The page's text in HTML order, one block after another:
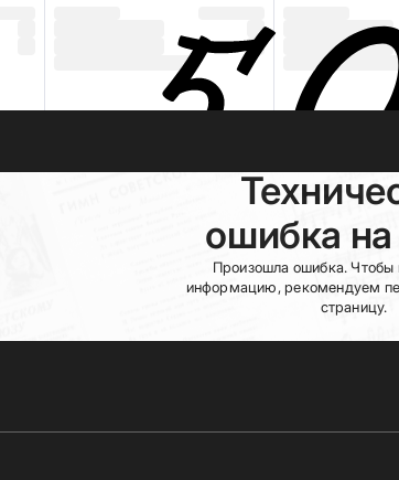
ошибка на
Произошла ошибка. Чтобы
информацию, рекомендуем
страницу.